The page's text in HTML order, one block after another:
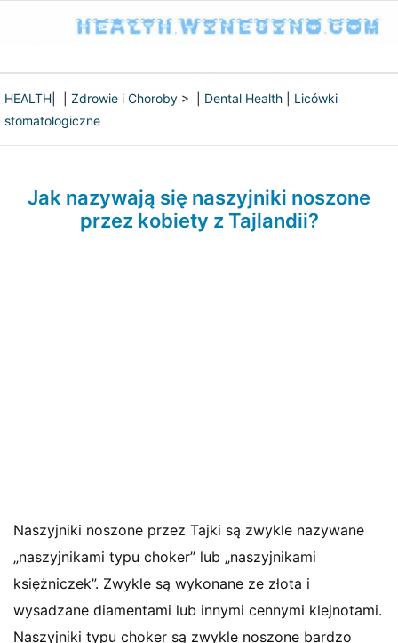
HEALTH Zdrowie i Choroby > | Dental Health
Licówki
stomatologiczne
Jak nazywają się naszyjniki noszone
przez kobiety z Tajlandii?
Naszyjniki noszone przez Tajki są zwykle nazywane
„naszyjnikami typu choker” lub „naszyjnikami
księżniczek”. Zwykle są wykonane ze złota i
wysadzane diamentami lub innymi cennymi klejnotami.
Naszyjniki typu choker są zwykle noszone bardzo